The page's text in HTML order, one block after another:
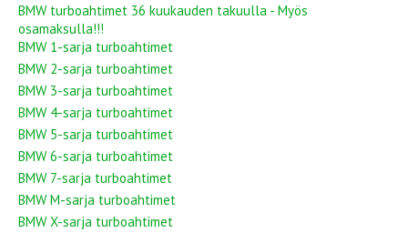
BMW turboahtimet 36 kuukauden takuulla - Myös
osamaksulla!!!
BMW 1-sarja turboahtimet
BMW 2-sarja turboahtimet
BMW 3-sarja turboahtimet
BMW 4-sarja turboahtimet
BMW 5-sarja turboahtimet
BMW 6-sarja turboahtimet
BMW 7-sarja turboahtimet
BMW M-sarja turboahtimet
BMW X-sarja turboahtimet